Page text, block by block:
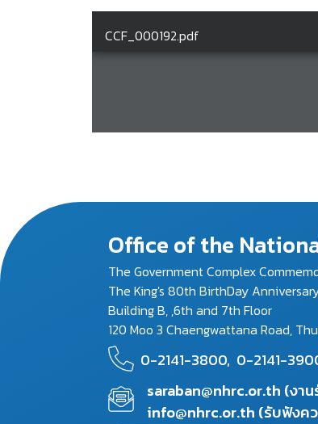
Office of the
The Government Complex
The King's 80th BirthDay
Building B, ,6th and 7th Floor
120 Moo 3 Chaengwattana Road,
0-2141-3800, 0-2141-
saraban@nhrc.or.th (งา
info@nhrc.or.th (รับฟังค